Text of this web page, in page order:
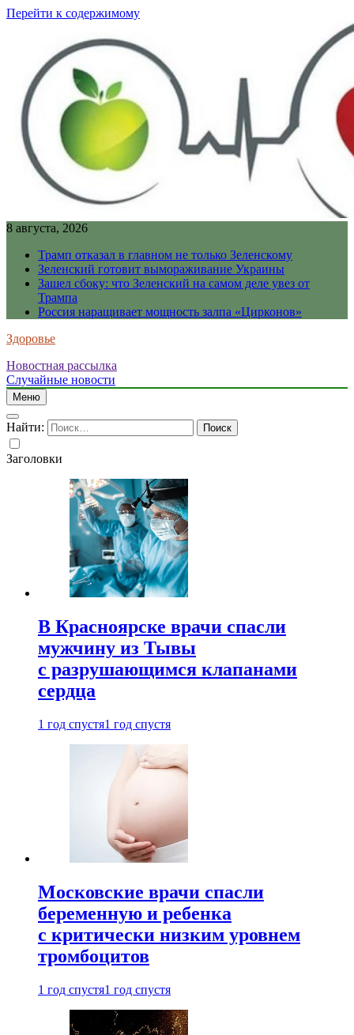
Перейти к содержимому
8 августа, 2026
Трамп отказал в главном не только Зеленскому
Зеленский готовит вымораживание Украины
Зашел сбоку: что Зеленский на самом деле увез от
Трампа
Россия наращивает мощность залпа «Цирконов»
Здоровье
Новостная рассылка
Случайные новости
Меню
Найти:
Заголовки
В Красноярске врачи спасли
мужчину из Тывы
с разрушающимся клапанами
сердца
1 год спустя1 год спустя
Московские врачи спасли
беременную и ребенка
с критически низким уровнем
тромбоцитов
1 год спустя1 год спустя